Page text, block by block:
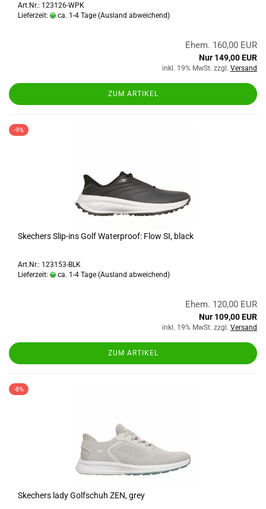
Art.Nr.: 123126-WPK
Lieferzeit:
ca. 1-4 Tage (Ausland abweichend)
Ehem. 160,00 EUR
Nur 149,00 EUR
inkl. 19% MwSt. zzgl. Versand
ZUM ARTIKEL
-9%
Skechers Slip-ins Golf Waterproof: Flow SI, black
Art.Nr.: 123153-BLK
Lieferzeit:
ca. 1-4 Tage (Ausland abweichend)
Ehem. 120,00 EUR
Nur 109,00 EUR
inkl. 19% MwSt. zzgl. Versand
ZUM ARTIKEL
-8%
Skechers lady Golfschuh ZEN, grey